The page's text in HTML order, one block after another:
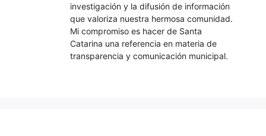
investigación y la difusión de información
que valoriza nuestra hermosa comunidad.
Mi compromiso es hacer de Santa
Catarina una referencia en materia de
transparencia y comunicación municipal.